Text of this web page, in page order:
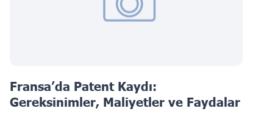
Fransa’da Patent Kaydı:
Gereksinimler, Maliyetler ve Faydalar